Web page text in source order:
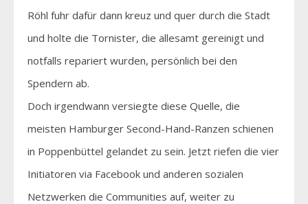
Röhl fuhr dafür dann kreuz und quer durch die Stadt
und holte die Tornister, die allesamt gereinigt und
notfalls repariert wurden, persönlich bei den
Spendern ab.
Doch irgendwann versiegte diese Quelle, die
meisten Hamburger Second-Hand-Ranzen schienen
in Poppenbüttel gelandet zu sein. Jetzt riefen die vier
Initiatoren via Facebook und anderen sozialen
Netzwerken die Communities auf, weiter zu